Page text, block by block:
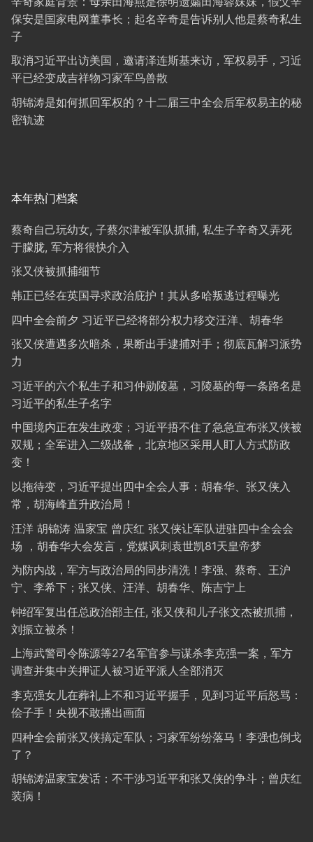
保安是国家电网董事长；起名辛奇是告诉别人他是蔡奇私生
子
取消习近平出访美国，邀请泽连斯基来访，军权易手，习近
平已经变成吉祥物习家军鸟兽散
胡锦涛是如何抓回军权的？十二届三中全会后军权易主的秘
密轨迹
本年热门档案
蔡奇自己玩幼女, 子蔡尔津被军队抓捕, 私生子辛奇又弄死
于朦胧, 军方将很快介入
张又侠被抓捕细节
韩正已经在英国寻求政治庇护！其从多哈叛逃过程曝光
四中全会前夕 习近平已经将部分权力移交汪洋、胡春华
张又侠遭遇多次暗杀，果断出手逮捕对手；彻底瓦解习派势
力
习近平的六个私生子和习仲勋陵墓，习陵墓的每一条路名是
习近平的私生子名字
中国境内正在发生政变；习近平捂不住了急急宣布张又侠被
双规；全军进入二级战备，北京地区采用人盯人方式防政
变！
以拖待变，习近平提出四中全会人事：胡春华、张又侠入
常，胡海峰直升政治局！
汪洋 胡锦涛 温家宝 曾庆红 张又侠让军队进驻四中全会会
场 ，胡春华大会发言，党媒讽刺袁世凯81天皇帝梦
为防内战，军方与政治局的同步清洗！李强、蔡奇、王沪
宁、李希下；张又侠、汪洋、胡春华、陈吉宁上
钟绍军复出任总政治部主任, 张又侠和儿子张文杰被抓捕，
刘振立被杀！
上海武警司令陈源等27名军官参与谋杀李克强一案，军方
调查并集中关押证人被习近平派人全部消灭
李克强女儿在葬礼上不和习近平握手，见到习近平后怒骂：
侩子手！央视不敢播出画面
四种全会前张又侠搞定军队；习家军纷纷落马！李强也倒戈
了？
胡锦涛温家宝发话：不干涉习近平和张又侠的争斗；曾庆红
装病！